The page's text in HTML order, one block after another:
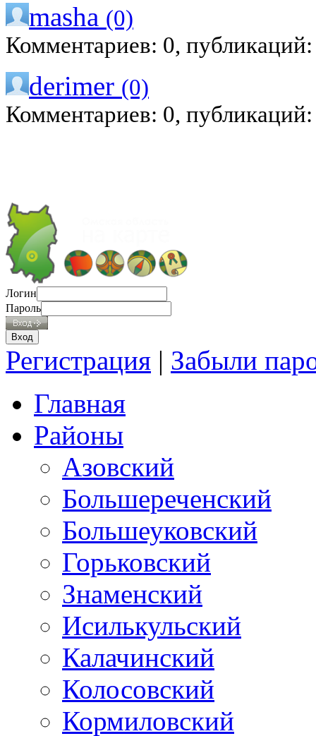
masha (0)
Комментариев: 0,
derimer (0)
Комментариев: 0,
Логин
Пароль
Регистрация | Забыли
Главная
Районы
Азовский
Большереченский
Большеуковский
Горьковский
Знаменский
Исилькульский
Калачинский
Колосовский
Кормиловский